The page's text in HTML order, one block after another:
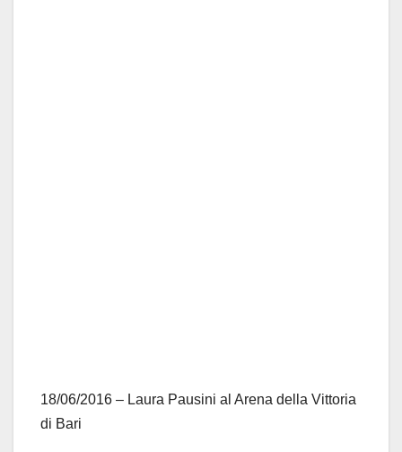
18/06/2016 – Laura Pausini al Arena della Vittoria
di Bari